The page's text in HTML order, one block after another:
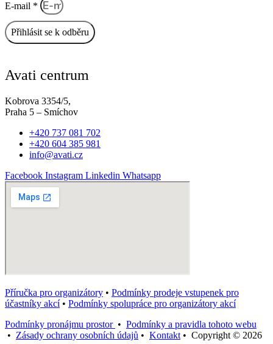
E-mail *
Přihlásit se k odběru
Avati centrum
Kobrova 3354/5,
Praha 5 – Smíchov
+420 737 081 702
+420 604 385 981
info@avati.cz
Facebook Instagram Linkedin Whatsapp
Příručka pro organizátory • Podmínky prodeje vstupenek pro
účastníky akcí• Podmínky spolupráce pro organizátory akcí
Podmínky pronájmu prostor • Podmínky a pravidla tohoto webu
• Zásady ochrany osobních údajů • Kontakt • Copyright © 2026